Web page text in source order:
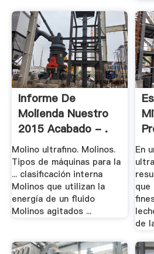
Informe De
Molienda Nuestro
2015 Acabado - .
Molino ultrafino. Molinos.
Tipos de máquinas para la
... clasificación interna
Molinos que utilizan la
energía de un fluido
Molinos agitados ...
En
que
de